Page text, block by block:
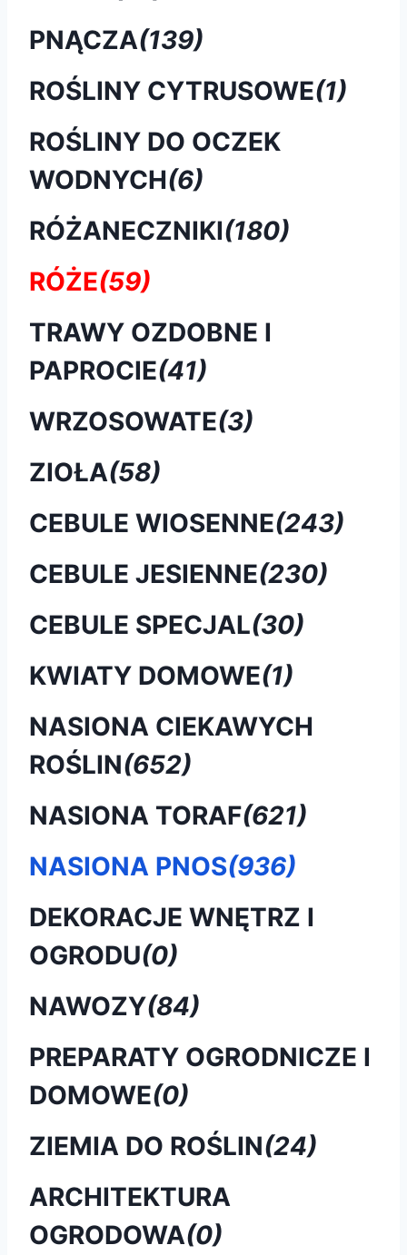
PNĄCZA(139)
ROŚLINY CYTRUSOWE(1)
ROŚLINY DO OCZEK
WODNYCH(6)
RÓŻANECZNIKI(180)
RÓŻE(59)
TRAWY OZDOBNE I
PAPROCIE(41)
WRZOSOWATE(3)
ZIOŁA(58)
CEBULE WIOSENNE(243)
CEBULE JESIENNE(230)
CEBULE SPECJAL(30)
KWIATY DOMOWE(1)
NASIONA CIEKAWYCH
ROŚLIN(652)
NASIONA TORAF(621)
NASIONA PNOS(936)
DEKORACJE WNĘTRZ I
OGRODU(0)
NAWOZY(84)
PREPARATY OGRODNICZE I
DOMOWE(0)
ZIEMIA DO ROŚLIN(24)
ARCHITEKTURA
OGRODOWA(0)